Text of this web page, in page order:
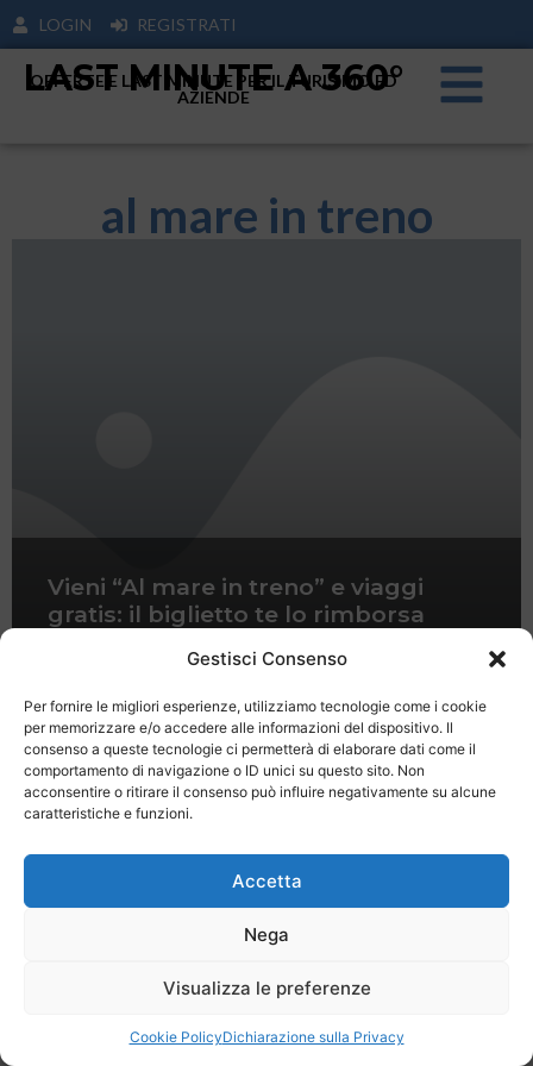
Gestisci Consenso
Per fornire le migliori esperienze, utilizziamo tecnologie come i cookie
per memorizzare e/o accedere alle informazioni del dispositivo. Il
consenso a queste tecnologie ci permetterà di elaborare dati come il
comportamento di navigazione o ID unici su questo sito. Non
acconsentire o ritirare il consenso può influire negativamente su alcune
caratteristiche e funzioni.
Accetta
Nega
Visualizza le preferenze
Cookie PolicyDichiarazione sulla Privacy
LOGIN REGISTRATI
LAST MINUTE A 360°
OFFERTE E LAST MINUTE PER IL TURISIMO ED
AZIENDE
al mare in treno
Vieni “Al mare in treno” e viaggi
gratis: il biglietto te lo rimborsa
Last Minute
Registrati Contatti
SPECIALE LAST MINUTE - SH WEB